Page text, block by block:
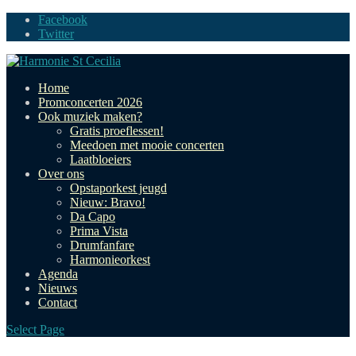
Facebook
Twitter
Home
Promconcerten 2026
Ook muziek maken?
Gratis proeflessen!
Meedoen met mooie concerten
Laatbloeiers
Over ons
Opstaporkest jeugd
Nieuw: Bravo!
Da Capo
Prima Vista
Drumfanfare
Harmonieorkest
Agenda
Nieuws
Contact
Select Page